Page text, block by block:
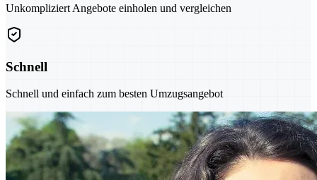
Unkompliziert Angebote einholen und vergleichen
Schnell
Schnell und einfach zum besten Umzugsangebot